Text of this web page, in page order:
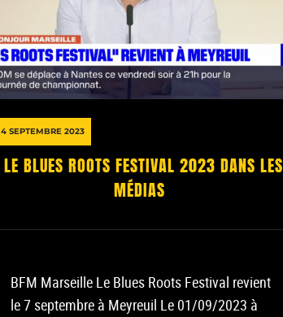
4 SEPTEMBRE 2023
LE BLUES ROOTS FESTIVAL 2023 DANS LES
MÉDIAS
BFM Marseille Le Blues Roots Festival revient
le 7 septembre à Meyreuil Le 01/09/2023 à